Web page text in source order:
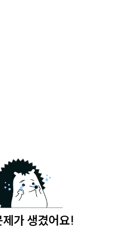
가 생겼어요!